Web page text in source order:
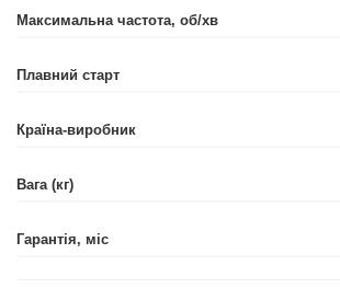
Максимальна частота, об/хв
Плавний старт
Країна-виробник
Вага (кг)
Гарантія, міс